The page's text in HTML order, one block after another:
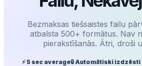
Bezmaksas tiešsaistes failu
atbalsta 500+ formātus. Nav
pierakstīšanās. Ātri, droši
⚡ 5 sec average🔒 Automātiski